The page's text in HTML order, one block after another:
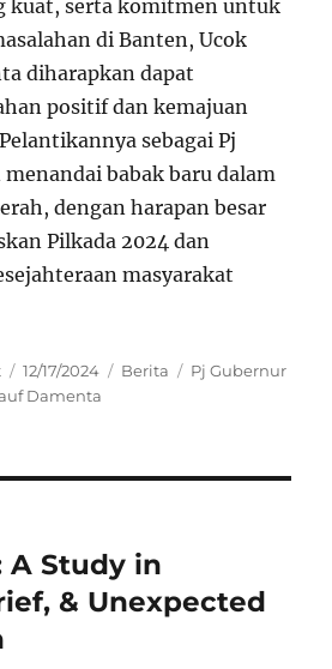
kuat, serta komitmen untuk
di Banten, Ucok
diharapkan dapat
positif dan kemajuan
sebagai Pj
babak baru dalam
dengan harapan besar
Pilkada 2024 dan
masyarakat
Posted
on
12/17/2024 Categories
Berita Tags
Pj Gubernur
Damenta
A Study in
& Unexpected